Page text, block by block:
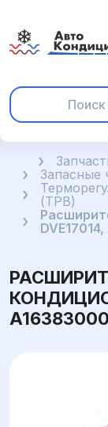
Главная
Запасные
(ТРВ)